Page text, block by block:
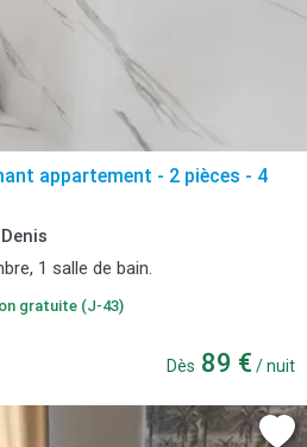
appartement - 2 pièces - 4
1 salle de bain.
gratuite (J-43)
Dès 89 € / nuit